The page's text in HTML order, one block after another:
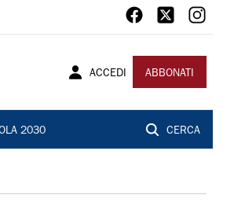
ACCEDI ABBONATI
2030 CERCA